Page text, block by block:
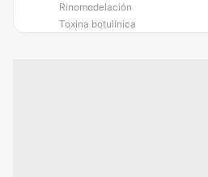
Rinomodelación
Toxina botulínica